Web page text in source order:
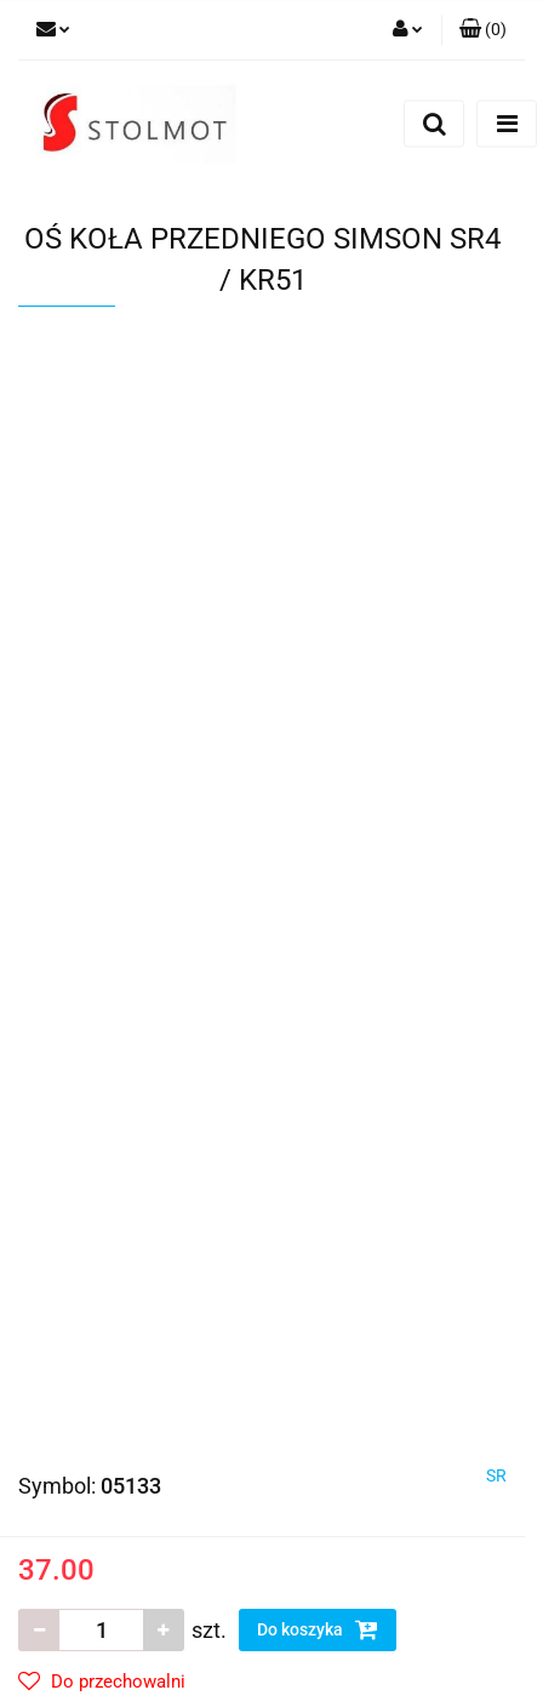
(0)
OŚ KOŁA PRZEDNIEGO SIMSON SR4
/ KR51
Symbol: 05133 SR
37.00
szt. Do koszyka
Do przechowalni